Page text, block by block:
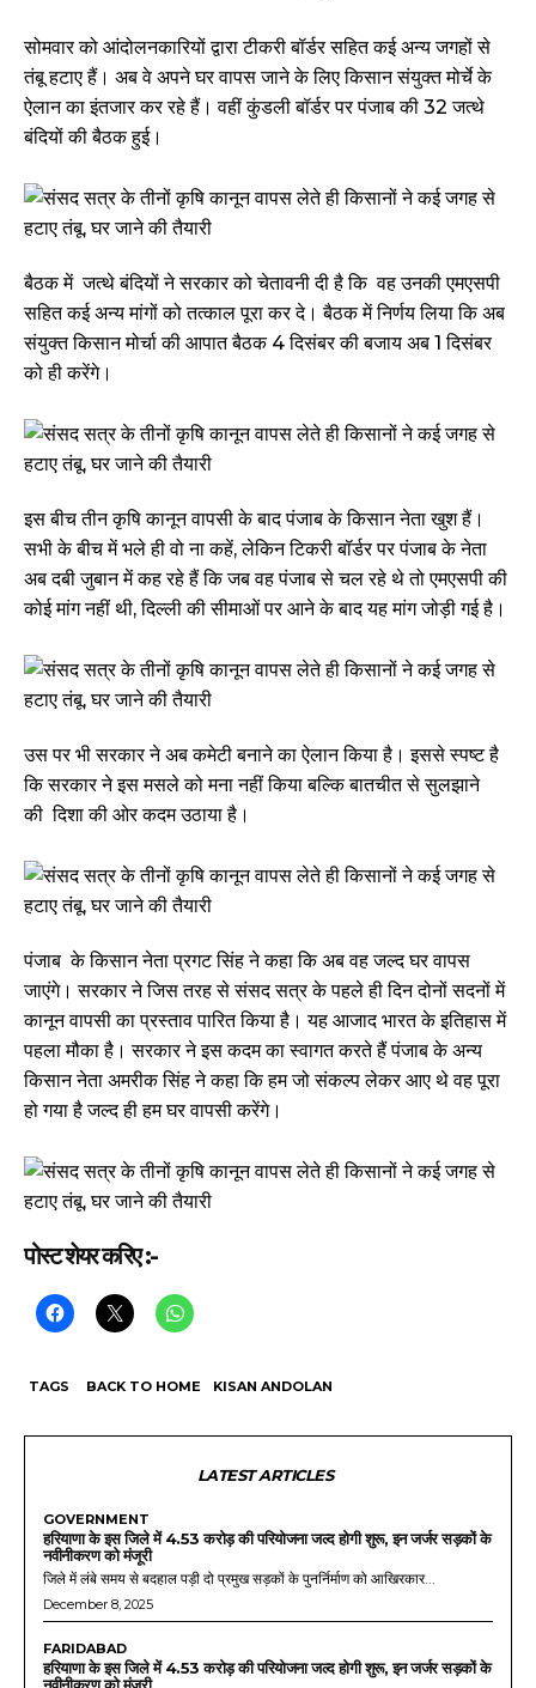
सोमवार को आंदोलनकारियों द्वारा टीकरी बॉर्डर सहित कई अन्य जगहों से
तंबू हटाए हैं। अब वे अपने घर वापस जाने के लिए किसान संयुक्त मोर्चे के
ऐलान का इंतजार कर रहे हैं। वहीं कुंडली बॉर्डर पर पंजाब की 32 जत्थे
बंदियों की बैठक हुई।
बैठक में जत्थे बंदियों ने सरकार को चेतावनी दी है कि वह उनकी एमएसपी
सहित कई अन्य मांगों को तत्काल पूरा कर दे। बैठक में निर्णय लिया कि अब
संयुक्त किसान मोर्चा की आपात बैठक 4 दिसंबर की बजाय अब 1 दिसंबर
को ही करेंगे।
इस बीच तीन कृषि कानून वापसी के बाद पंजाब के किसान नेता खुश हैं।
सभी के बीच में भले ही वो ना कहें, लेकिन टिकरी बॉर्डर पर पंजाब के नेता
अब दबी जुबान में कह रहे हैं कि जब वह पंजाब से चल रहे थे तो एमएसपी की
कोई मांग नहीं थी, दिल्ली की सीमाओं पर आने के बाद यह मांग जोड़ी गई है।
उस पर भी सरकार ने अब कमेटी बनाने का ऐलान किया है। इससे स्पष्ट है
कि सरकार ने इस मसले को मना नहीं किया बल्कि बातचीत से सुलझाने
की दिशा की ओर कदम उठाया है।
पंजाब के किसान नेता प्रगट सिंह ने कहा कि अब वह जल्द घर वापस
जाएंगे। सरकार ने जिस तरह से संसद सत्र के पहले ही दिन दोनों सदनों में
कानून वापसी का प्रस्ताव पारित किया है। यह आजाद भारत के इतिहास में
पहला मौका है। सरकार ने इस कदम का स्वागत करते हैं पंजाब के अन्य
किसान नेता अमरीक सिंह ने कहा कि हम जो संकल्प लेकर आए थे वह पूरा
हो गया है जल्द ही हम घर वापसी करेंगे।
पोस्ट शेयर करिए :-
TAGS BACK TO HOME KISAN ANDOLAN
LATEST ARTICLES
GOVERNMENT
हरियाणा के इस जिले में 4.53 करोड़ की परियोजना जल्द होगी शुरू, इन जर्जर सड़कों के
नवीनीकरण को मंजूरी
जिले में लंबे समय से बदहाल पड़ी दो प्रमुख सड़कों के पुनर्निर्माण को आखिरकार...
December 8, 2025
FARIDABAD
हरियाणा के इस जिले में 4.53 करोड़ की परियोजना जल्द होगी शुरू, इन जर्जर सड़कों के